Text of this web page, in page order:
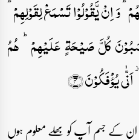
وَ اِنۡ یَّقُوۡلُوۡا تَسۡمَعۡ لِقَوۡلِہِمۡ
کُلَّ صَیۡحَۃٍ عَلَیۡہِمۡ ؕ ہُمُ
یُؤۡفَکُوۡنَ ﴿۴﴾
کے جسم آپ کو بھلے معلوم ہوں